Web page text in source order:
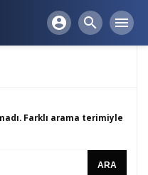
account_circle search menu
Farklı arama terimiyle